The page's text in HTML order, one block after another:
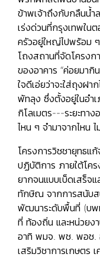
ข้าพเจ้าถึงกับกลืนน้ำ
เร่งด่วนที่กรุงเทพใน
ครัวอยู่ใหญ่ไปพร้อม
โถงสถานที่จัดโครงก
ของอาคาร “ค่อยมา
ใจดีเอ่ยว่าจะใส่ถุงฝ
พัทลุง ซึ่งตั้งอยู่ในอำ
กิโลเมตร---ระยะทาง
ไหน ๆ จำมาจากไหน
โครงการวิชชายุทธแ
ปฏิบัติการ ภายใต้โค
ยากจนแบบเบ็ดเสร็จ
ทักษิณ จากการสนับส
พัฒนาระดับพื้นที่ (บพ
ที่ ท้องถิ่น และหน่วยง
อาทิ พมจ. พช. พอช.
เสริมวิชาการเกษตร